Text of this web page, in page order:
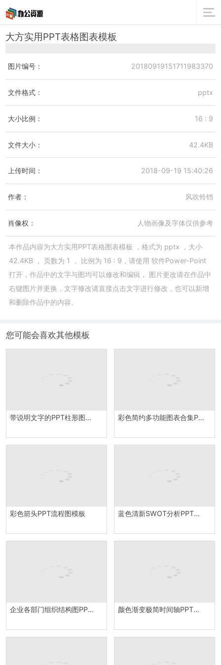
大方实用PPT表格图表模板
图片编号： 20180919151711983370
文件格式： pptx
大小比例： 16 : 9
文件大小： 42.4KB
上传时间： 2018-09-19 15:40:26
作者： 风吹铃铛
肖像权： 人物画像及字体仅供参考
本作品内容为大方实用PPT表格图表模板 ，格式为 pptx
，大小
42.4KB， 页数为 1 ， 比例为 16 : 9 ，请使用 软件Power-Point
打开，作品中的文字与图均可以修改和编辑， 图片更改请在作品中
右键图片并更换，文字修改请直接点击文字进行修改，也可以新增
和删除作品中的内容。
您可能会喜欢其他模板
带说明文字的PPT柱形图模板 彩色简约多功能图表合集PPT图表模板
彩色箭头PPT流程图模板 蓝色清新SWOT分析PPT模板
企业各部门组织结构图PPT图表 颜色渐变极简时间轴PPT模板